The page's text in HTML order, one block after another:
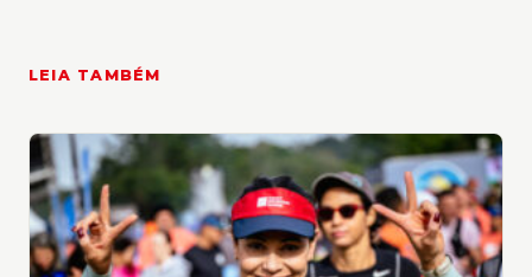
Hike & Fly é uma modalidade exclusiva da
encaram a subida com o equipamento nas
costas para, em seguida, saltar de parapente.
Já o Desafio Rocky é uma combinação de
Trail Run e Mountain Bike, com 12km de
corrida e 25km de pedal.
LEIA TAMBÉM